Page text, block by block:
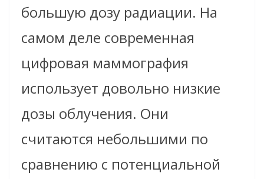
большую дозу радиации. На
самом деле современная
цифровая маммография
использует довольно низкие
дозы облучения. Они
считаются небольшими по
сравнению с потенциальной